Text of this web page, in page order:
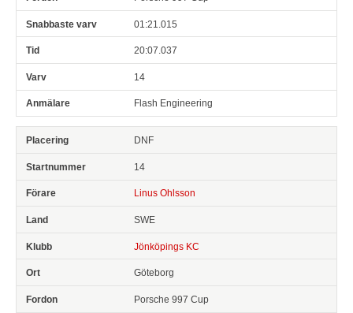
01:21.015
20:07.037
14
Flash Engineering
DNF
14
Linus Ohlsson
SWE
Jönköpings KC
Göteborg
Porsche 997 Cup